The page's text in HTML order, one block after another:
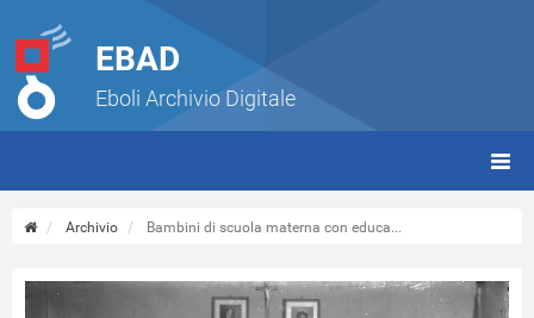
EBAD
Eboli Archivio Digitale
Archivio Bambini di scuola materna con educa...